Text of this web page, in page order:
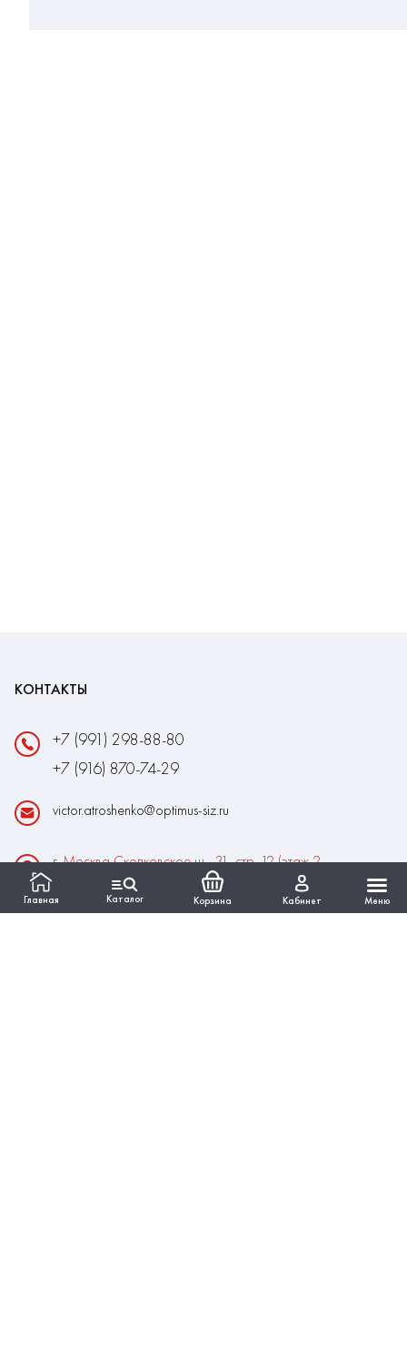
Главная Каталог Корзина Кабинет Меню
КОНТАКТЫ
+7 (991) 298-88-80
+7 (916) 870-74-29
victor.atroshenko@optimus-siz.ru
г. Москва Сколковское ш., 31, стр. 12 (этаж 2,
помещение 22)
Время работы: